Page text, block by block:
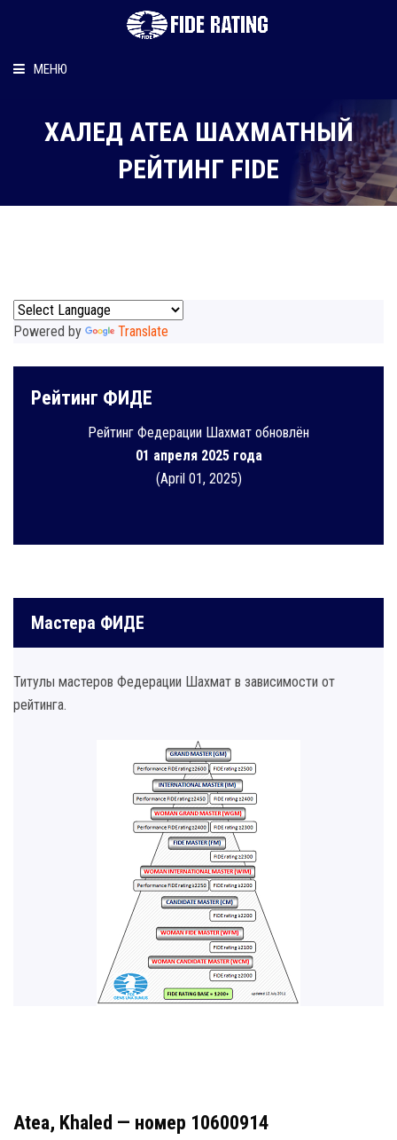
МЕНЮ
Рейтинг шахматиста
Персональный информер
ХАЛЕД АТЕА ШАХМАТНЫЙ
РЕЙТИНГ FIDE
Powered by Translate
Рейтинг ФИДЕ
Рейтинг Федерации Шахмат обновлён
01 апреля 2025 года
(April 01, 2025)
Мастера ФИДЕ
Титулы мастеров Федерации Шахмат в зависимости от
рейтинга.
Atea, Khaled — номер 10600914